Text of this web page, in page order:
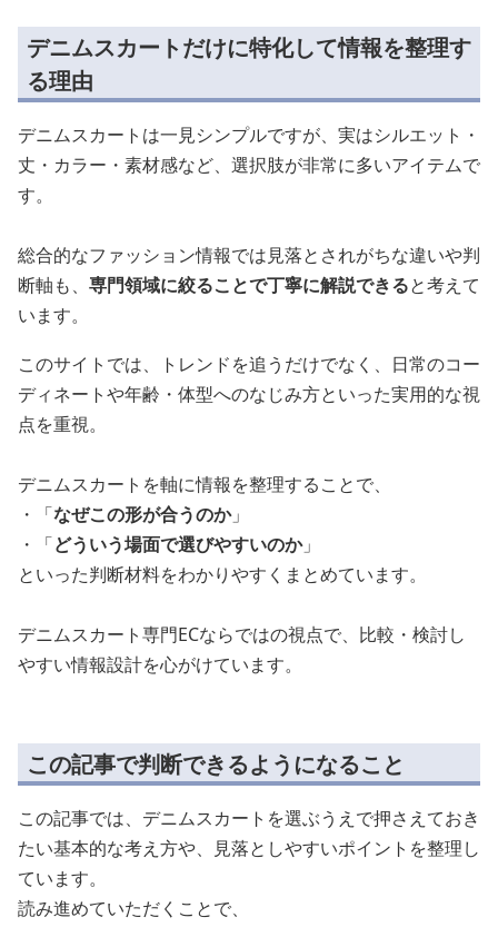
デニムスカートだけに特化して情報を整理す
る理由
デニムスカートは一見シンプルですが、実はシルエット・
丈・カラー・素材感など、選択肢が非常に多いアイテムで
す。
総合的なファッション情報では見落とされがちな違いや判
断軸も、 専門領域に絞ることで丁寧に解説できると考えて
います。
このサイトでは、トレンドを追うだけでなく、日常のコー
ディネートや年齢・体型へのなじみ方といった実用的な視
点を重視。
デニムスカートを軸に情報を整理することで、
・「なぜこの形が合うのか」
・「どういう場面で選びやすいのか」
といった判断材料をわかりやすくまとめています。
デニムスカート専門ECならではの視点で、比較・検討し
やすい情報設計を心がけています。
この記事で判断できるようになること
この記事では、デニムスカートを選ぶうえで押さえておき
たい基本的な考え方や、見落としやすいポイントを整理し
ています。
読み進めていただくことで、